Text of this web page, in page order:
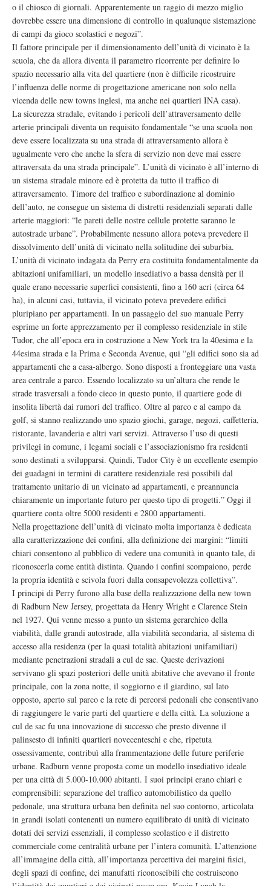
o il chiosco di giornali. Apparentemente un raggio di mezzo miglio
dovrebbe essere una dimensione di controllo in qualunque sistemazione
di campi da gioco scolastici e negozi”.
Il fattore principale per il dimensionamento dell’unità di vicinato è la
scuola, che da allora diventa il parametro ricorrente per definire lo
spazio necessario alla vita del quartiere (non è difficile ricostruire
l’influenza delle norme di progettazione americane non solo nella
vicenda delle new towns inglesi, ma anche nei quartieri INA casa).
La sicurezza stradale, evitando i pericoli dell’attraversamento delle
arterie principali diventa un requisito fondamentale “se una scuola non
deve essere localizzata su una strada di attraversamento allora è
ugualmente vero che anche la sfera di servizio non deve mai essere
attraversata da una strada principale”. L’unità di vicinato è all’interno di
un sistema stradale minore ed è protetta da tutto il traffico di
attraversamento. Timore del traffico e subordinazione al dominio
dell’auto, ne consegue un sistema di distretti residenziali separati dalle
arterie maggiori: “le pareti delle nostre cellule protette saranno le
autostrade urbane”. Probabilmente nessuno allora poteva prevedere il
dissolvimento dell’unità di vicinato nella solitudine dei suburbia.
L’unità di vicinato indagata da Perry era costituita fondamentalmente da
abitazioni unifamiliari, un modello insediativo a bassa densità per il
quale erano necessarie superfici consistenti, fino a 160 acri (circa 64
ha), in alcuni casi, tuttavia, il vicinato poteva prevedere edifici
pluripiano per appartamenti. In un passaggio del suo manuale Perry
esprime un forte apprezzamento per il complesso residenziale in stile
Tudor, che all’epoca era in costruzione a New York tra la 40esima e la
44esima strada e la Prima e Seconda Avenue, qui “gli edifici sono sia ad
appartamenti che a casa-albergo. Sono disposti a fronteggiare una vasta
area centrale a parco. Essendo localizzato su un’altura che rende le
strade trasversali a fondo cieco in questo punto, il quartiere gode di
insolita libertà dai rumori del traffico. Oltre al parco e al campo da
golf, si stanno realizzando uno spazio giochi, garage, negozi, caffetteria,
ristorante, lavanderia e altri vari servizi. Attraverso l’uso di questi
privilegi in comune, i legami sociali e l’associazionismo fra residenti
sono destinati a svilupparsi. Quindi, Tudor City è un eccellente esempio
dei guadagni in termini di carattere residenziale resi possibili dal
trattamento unitario di un vicinato ad appartamenti, e preannuncia
chiaramente un importante futuro per questo tipo di progetti.” Oggi il
quartiere conta oltre 5000 residenti e 2800 appartamenti.
Nella progettazione dell’unità di vicinato molta importanza è dedicata
alla caratterizzazione dei confini, alla definizione dei margini: “limiti
chiari consentono al pubblico di vedere una comunità in quanto tale, di
riconoscerla come entità distinta. Quando i confini scompaiono, perde
la propria identità e scivola fuori dalla consapevolezza collettiva”.
I principi di Perry furono alla base della realizzazione della new town
di Radburn New Jersey, progettata da Henry Wright e Clarence Stein
nel 1927. Qui venne messo a punto un sistema gerarchico della
viabilità, dalle grandi autostrade, alla viabilità secondaria, al sistema di
accesso alla residenza (per la quasi totalità abitazioni unifamiliari)
mediante penetrazioni stradali a cul de sac. Queste derivazioni
servivano gli spazi posteriori delle unità abitative che avevano il fronte
principale, con la zona notte, il soggiorno e il giardino, sul lato
opposto, aperto sul parco e la rete di percorsi pedonali che consentivano
di raggiungere le varie parti del quartiere e della città. La soluzione a
cul de sac fu una innovazione di successo che presto divenne il
palinsesto di infiniti quartieri novecenteschi e che, ripetuta
ossessivamente, contribuì alla frammentazione delle future periferie
urbane. Radburn venne proposta come un modello insediativo ideale
per una città di 5.000-10.000 abitanti. I suoi principi erano chiari e
comprensibili: separazione del traffico automobilistico da quello
pedonale, una struttura urbana ben definita nel suo contorno, articolata
in grandi isolati contenenti un numero equilibrato di unità di vicinato
dotati dei servizi essenziali, il complesso scolastico e il distretto
commerciale come centralità urbane per l’intera comunità. L’attenzione
all’immagine della città, all’importanza percettiva dei margini fisici,
degli spazi di confine, dei manufatti riconoscibili che costruiscono